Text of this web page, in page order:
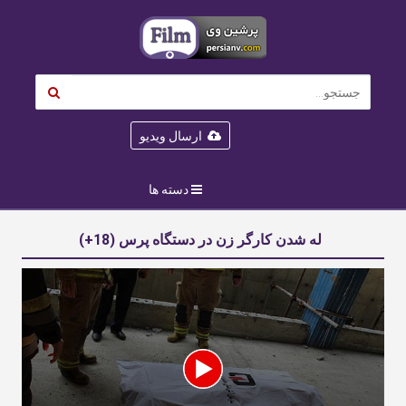
ارسال ویدیو
دسته ها
له شدن کارگر زن در دستگاه پرس (18+)